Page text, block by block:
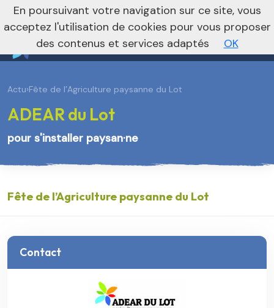
Vers le site national
Actu›Fête de l’Agriculture paysanne du Lot
ADEAR du Lot
pour s'installer paysan·ne
Fête de l’Agriculture paysanne du Lot
Contact
En poursuivant votre navigation sur ce site, vous
acceptez l'utilisation de cookies pour vous proposer
des contenus et services adaptés
OK